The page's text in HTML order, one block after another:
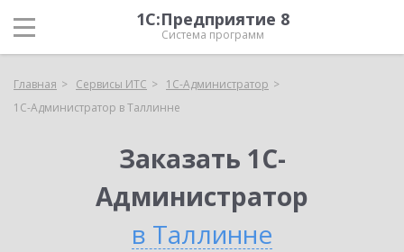
1С:Предприятие 8
Система программ
Главная Сервисы ИТС
1С-Администратор
1С-Администратор в Таллинне
Заказать 1С-
Администратор
в Таллинне